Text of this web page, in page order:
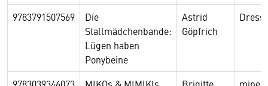
9783791507569
Die
Stallmädchenbande:
Lügen haben
Ponybeine
Astrid
Göpfrich